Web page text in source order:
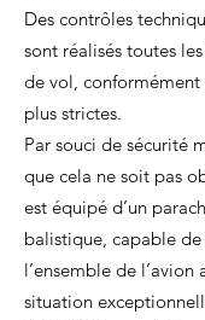
Des contrôles
sont réalisés toutes
de vol, conformément
plus strictes.
Par souci de sécurité
que cela ne soit pas
est équipé d’un
balistique, capable
l’ensemble de l’avion
situation